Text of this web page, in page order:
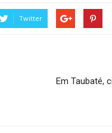
Twitter
Em Taubaté,